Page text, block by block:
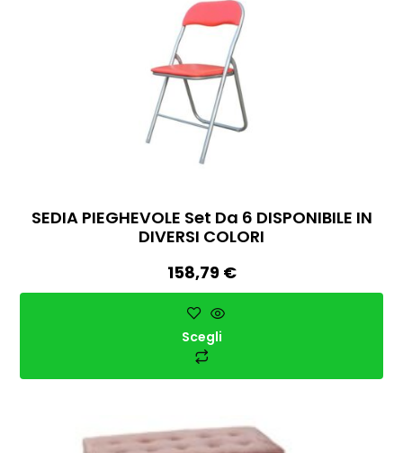
SEDIA PIEGHEVOLE Set Da 6 DISPONIBILE IN
DIVERSI COLORI
158,79 €
Scegli